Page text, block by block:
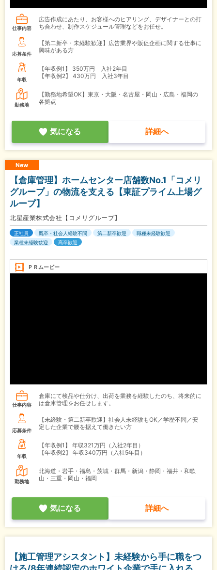
仕事内容
広告作成にあたり、お客様へのヒアリング、デザイナーとの打
ち合わせ、制作スケジュール管理などをお任せ。
応募条件
【第二新卒・未経験歓迎】広告業界や販促企画に関する仕事に
興味がある方
年収
【年収例1】
350万円 入社2年目
【年収例2】
430万円 入社3年目
勤務地
【勤務地希望OK】東京・大阪・名古屋・岡山・広島・福岡の
各拠点
気になる 詳細へ
New
【倉庫管理】ホームセンター店舗数No.1「コメリ
グループ」の物流を支える【東証プライム上場グ
ループ】
北星産業株式会社【コメリグループ】
正社員 既卒・社会人経験不問 第二新卒歓迎
職種未経験歓迎
業種未経験歓迎
高卒歓迎
ＰＲムービー
仕事内容
倉庫にて検品や仕分け、出荷を業務を経験したのち、将来的に
は倉庫管理をお任せします。
応募条件
【未経験・第二新卒歓迎】社会人未経験もOK／学歴不問／安
定した企業で腰を据えて働きたい方
年収
【年収例1】
年収321万円（入社2年目）
【年収例2】
年収340万円（入社5年目）
勤務地
北海道・岩手・福島・茨城・群馬・新潟・静岡・福井・和歌
山・三重・岡山・福岡
気になる 詳細へ
【施工管理アシスタント】未経験から手に職をつ